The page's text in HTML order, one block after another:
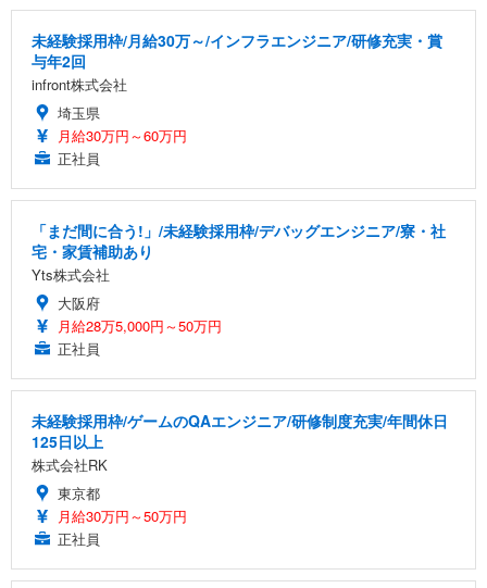
未経験採用枠/月給30万～/インフラエンジニア/研修充実・賞
与年2回
infront株式会社
埼玉県
月給30万円～60万円
正社員
「まだ間に合う!」/未経験採用枠/デバッグエンジニア/寮・社
宅・家賃補助あり
Yts株式会社
大阪府
月給28万5,000円～50万円
正社員
未経験採用枠/ゲームのQAエンジニア/研修制度充実/年間休日
125日以上
株式会社RK
東京都
月給30万円～50万円
正社員